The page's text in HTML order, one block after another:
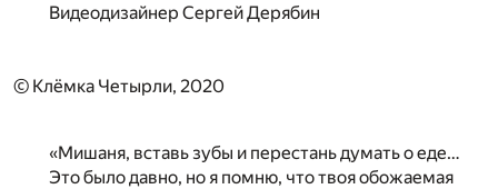
Видеодизайнер Сергей Дерябин
© Клёмка Четырли, 2020
«Мишаня, вставь зубы и перестань думать о еде…
Это было давно, но я помню, что твоя обожаемая